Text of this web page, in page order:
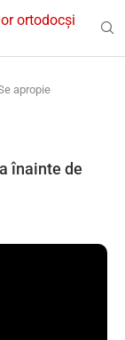
ortodocși
apropie
înainte de